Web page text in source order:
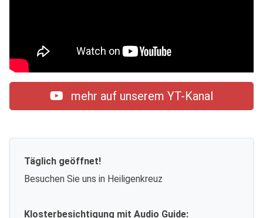
mehr auf unserem YT-Kanal
Täglich geöffnet!
Besuchen Sie uns in Heiligenkreuz
Klosterbesichtigung mit Audio Guide: